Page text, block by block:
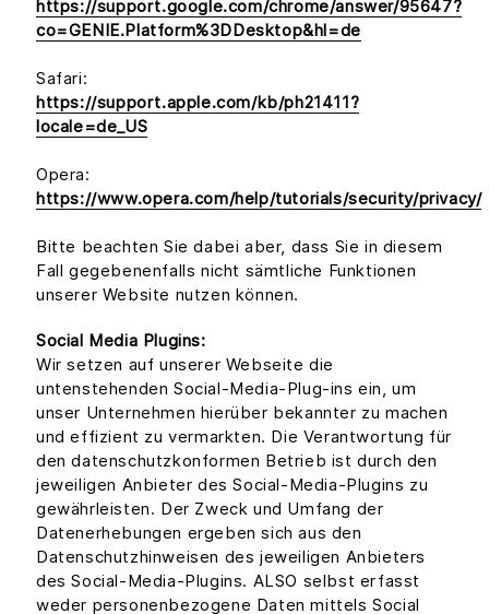
https://support.google.com/chrome/answer/95647?
co=GENIE.Platform%3DDesktop&hl=de
Safari:
https://support.apple.com/kb/ph21411?
locale=de_US
Opera:
https://www.opera.com/help/tutorials/security/privacy/
Bitte beachten Sie dabei aber, dass Sie in diesem
Fall gegebenenfalls nicht sämtliche Funktionen
unserer Website nutzen können.
Social Media Plugins:
Wir setzen auf unserer Webseite die
untenstehenden Social-Media-Plug-ins ein, um
unser Unternehmen hierüber bekannter zu machen
und effizient zu vermarkten. Die Verantwortung für
den datenschutzkonformen Betrieb ist durch den
jeweiligen Anbieter des Social-Media-Plugins zu
gewährleisten. Der Zweck und Umfang der
Datenerhebungen ergeben sich aus den
Datenschutzhinweisen des jeweiligen Anbieters
des Social-Media-Plugins. ALSO selbst erfasst
weder personenbezogene Daten mittels Social